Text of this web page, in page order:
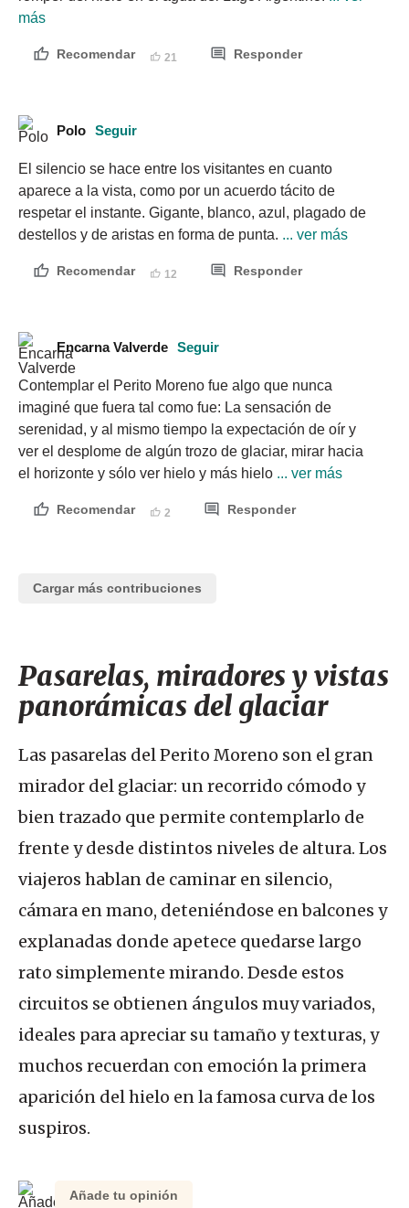
más
Recomendar 21 Responder
Polo Seguir
El silencio se hace entre los visitantes en cuanto
aparece a la vista, como por un acuerdo tácito de
respetar el instante. Gigante, blanco, azul, plagado de
destellos y de aristas en forma de punta. ... ver más
Recomendar 12 Responder
Encarna Valverde Seguir
Contemplar el Perito Moreno fue algo que nunca
imaginé que fuera tal como fue: La sensación de
serenidad, y al mismo tiempo la expectación de oír y
ver el desplome de algún trozo de glaciar, mirar hacia
el horizonte y sólo ver hielo y más hielo ... ver más
Recomendar 2 Responder
Cargar más contribuciones
Pasarelas, miradores y vistas
panorámicas del glaciar
Las pasarelas del Perito Moreno son el gran
mirador del glaciar: un recorrido cómodo y
bien trazado que permite contemplarlo de
frente y desde distintos niveles de altura. Los
viajeros hablan de caminar en silencio,
cámara en mano, deteniéndose en balcones y
explanadas donde apetece quedarse largo
rato simplemente mirando. Desde estos
circuitos se obtienen ángulos muy variados,
ideales para apreciar su tamaño y texturas, y
muchos recuerdan con emoción la primera
aparición del hielo en la famosa curva de los
suspiros.
Añade tu opinión